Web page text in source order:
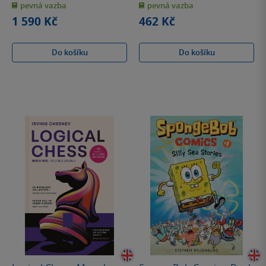
5
hvězdiček
pevná vazba
1 590 Kč
Do košíku
5
hvězdiček
pevná vazba
462 Kč
Do košíku